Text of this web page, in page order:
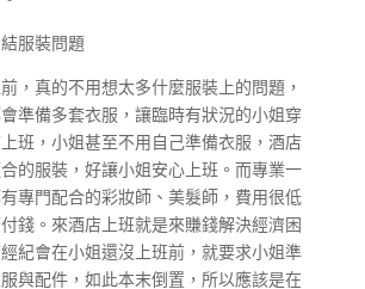
服裝問題
，真的不用想太多什麼服裝上的問題，
準備多套衣服，讓臨時有狀況的小姐穿
班，小姐甚至不用自己準備衣服，酒店
的服裝，好讓小姐安心上班。而專業一
專門配合的彩妝師、美髮師，費用很低
錢。來酒店上班就是來賺錢解決經濟困
紀會在小姐還沒上班前，就要求小姐準
與配件，如此本末倒置，所以應該是在